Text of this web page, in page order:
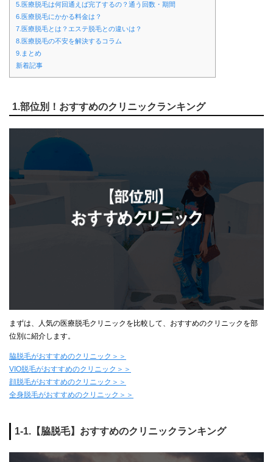
5.医療脱毛は何回通えば完了するの？通う回数・期間
6.医療脱毛にかかる料金は？
7.医療脱毛とは？エステ脱毛との違いは？
8.医療脱毛の不安を解決するコラム
9.まとめ
新着記事
1.部位別！おすすめのクリニックランキング
まずは、人気の医療脱毛クリニックを比較して、おすすめのクリニックを部
位別に紹介します。
脇脱毛がおすすめのクリニック＞＞
VIO脱毛がおすすめのクリニック＞＞
顔脱毛がおすすめのクリニック＞＞
全身脱毛がおすすめのクリニック＞＞
1-1.【脇脱毛】おすすめのクリニックランキング